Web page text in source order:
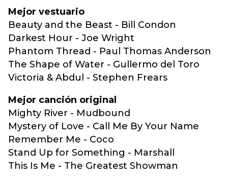
Mejor vestuario
Beauty and the Beast - Bill Condon
Darkest Hour - Joe Wright
Phantom Thread - Paul Thomas Anderson
The Shape of Water - Gullermo del Toro
Victoria & Abdul - Stephen Frears
Mejor canción original
Mighty River - Mudbound
Mystery of Love - Call Me By Your Name
Remember Me - Coco
Stand Up for Something - Marshall
This Is Me - The Greatest Showman